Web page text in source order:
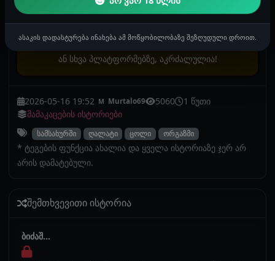
ყურადღება! გაიგე, რატომ არის ეს მნიშვნელოვანი
სექს ისტორიების კოპირება ან საჯარო სივრცეში
განთავსება, მაგალითად Facebook, TikTok, Instagram
ან სხვა პლატფორმებზე, აკრძალულია!
2026-05-16 19:52 M Murtalo69 5060
1 წუთი
მამაკაცების ისტორიები
სამსახურში ღალატი ცოლი ორგაზმი
* ტეგების ფუნქცია ახალია და ყველა ისტორიაზე ჯერ არ
არის დამატებული.
შემთხვევითი ისტორია
ბიძაშ...
ასაკის დადასტურება ინახება ამ მოწყობილობაზე შეზღუდული დროით.